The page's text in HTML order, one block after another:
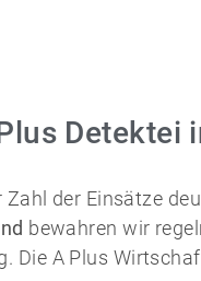
Detektei
der Einsätze
bewahren wir
Die A Plus